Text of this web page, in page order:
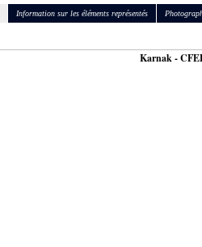
Information sur les éléments représentés